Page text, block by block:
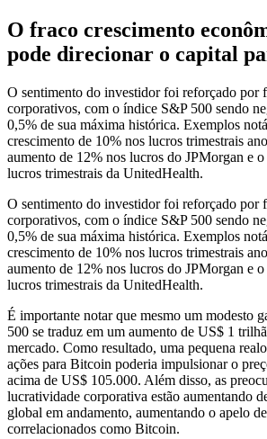
O fraco crescimento
pode direcionar o capital
O sentimento do investidor foi reforçado por
corporativos, com o índice S&P 500 sendo
0,5% de sua máxima histórica. Exemplos
crescimento de 10% nos lucros trimestrais
aumento de 12% nos lucros do JPMorgan e
lucros trimestrais da UnitedHealth.
O sentimento do investidor foi reforçado por
corporativos, com o índice S&P 500 sendo
0,5% de sua máxima histórica. Exemplos
crescimento de 10% nos lucros trimestrais
aumento de 12% nos lucros do JPMorgan e
lucros trimestrais da UnitedHealth.
É importante notar que mesmo um modesto
500 se traduz em um aumento de US$ 1
mercado. Como resultado, uma pequena
ações para Bitcoin poderia impulsionar o
acima de US$ 105.000. Além disso, as
lucratividade corporativa estão aumentando
global em andamento, aumentando o apelo
correlacionados como Bitcoin.